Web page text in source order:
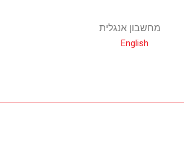
English